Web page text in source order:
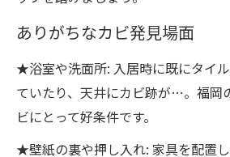
ありがちなカビ発見場面
★浴室や洗面所: 入居時に既にタイ
ていたり、天井にカビ跡が…。福岡
ビにとって好条件です。
★壁紙の裏や押し入れ: 家具を配置